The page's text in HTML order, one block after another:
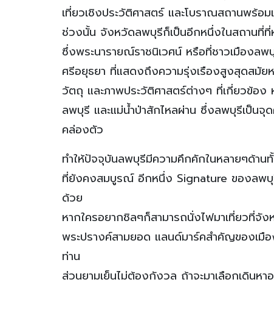
เที่ยวเชิงประวัติศาสตร์ และโบราณสถานพร้
ช่วงนั้น จังหวัดลพบุรีก็เป็นอีกหนึ่งในสถานที่ที่
ซึ่งพระนารายณ์ราชนิเวศน์ หรือที่ชาวเมืองล
ศรีอยุธยา ที่แสดงถึงความรุ่งเรืองสูงสุดสมั
วัตถุ และภาพประวัติศาสตร์ต่างๆ ที่เกี่ยวข้อง
ลพบุรี และแม่น้ำป่าสักไหลผ่าน ซึ่งลพบุรีเป็นจุ
คล่องตัว
ทำให้ปัจจุบันลพบุรีมีความคึกคักในหลายๆด้าน
ที่ยังคงสมบูรณ์ อีกหนึ่ง Signature ของลพบุ
ด้วย
หากใครอยากชิลๆก็สามารถนั่งไฟมาเที่ยวที่
พระปรางค์สามยอด แลนด์มาร์คสำคัญของเมื
ท่าน
ส่วนยามเย็นไม่ต้องกังวล ถ้าจะมาเลือกเดินหา